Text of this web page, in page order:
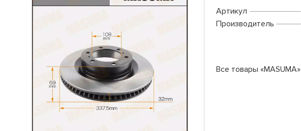
Артикул
Производитель
Все товары «MASUMA»